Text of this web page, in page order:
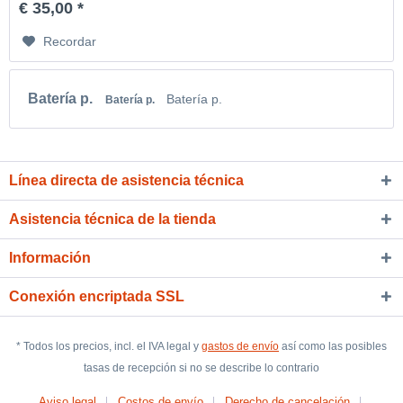
€ 35,00 *
Recordar
Batería p. Batería p. Batería p.
Línea directa de asistencia técnica
Asistencia técnica de la tienda
Información
Conexión encriptada SSL
* Todos los precios, incl. el IVA legal y gastos de envío así como las posibles
tasas de recepción si no se describe lo contrario